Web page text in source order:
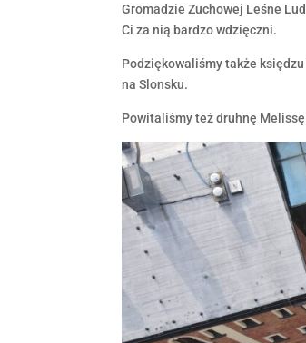
Gromadzie Zuchowej Leśne
Ci za nią bardzo wdzięczni.
Podziękowaliśmy także
na Slonsku.
Powitaliśmy też druhnę